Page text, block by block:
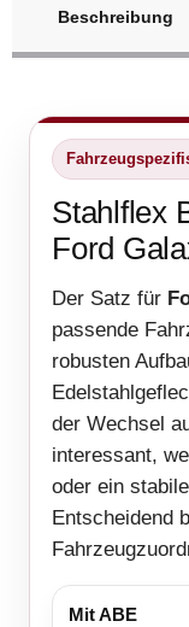
Beschreibung
Stahlflex
Ford
Der Satz für
passende
robusten
der Wechsel
interessant,
oder ein
Entscheidend
Mit ABE